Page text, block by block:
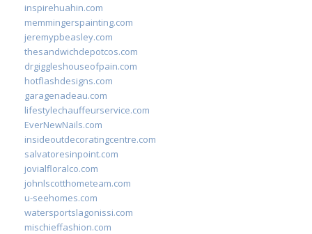
inspirehuahin.com
memmingerspainting.com
jeremypbeasley.com
thesandwichdepotcos.com
drgiggleshouseofpain.com
hotflashdesigns.com
garagenadeau.com
lifestylechauffeurservice.com
EverNewNails.com
insideoutdecoratingcentre.com
salvatoresinpoint.com
jovialfloralco.com
johnlscotthometeam.com
u-seehomes.com
watersportslagonissi.com
mischieffashion.com